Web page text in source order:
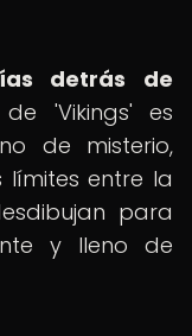
detrás de
'Vikings' es
de misterio,
entre la
para
y lleno de